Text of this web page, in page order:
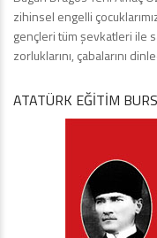
zihinsel engelli
gençleri tüm şevkatleri ile
zorluklarını, çabalarını
ATATÜRK EĞITIM